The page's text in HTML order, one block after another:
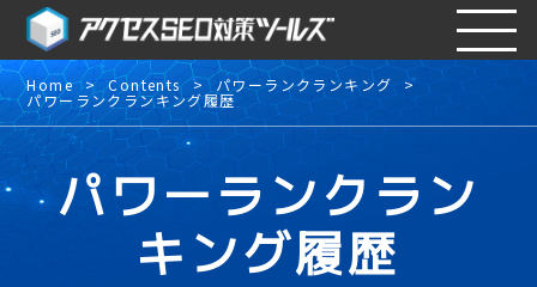
Home Contents パワーランクランキング
パワーランクランキング履歴
パワーランクラン
キング履歴